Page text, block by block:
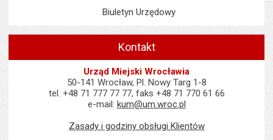
Biuletyn Urzędowy
Kontakt
Urząd Miejski Wrocławia
50-141 Wrocław, Pl. Nowy Targ 1-8
tel. +48 71 777 77 77, faks +48 71 770 61 66
e-mail: kum@um.wroc.pl
Zasady i godziny obsługi Klientów